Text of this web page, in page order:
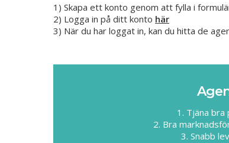
1) Skapa ett konto genom att fylla i
2) Logga in på ditt konto här
3) När du har loggat in, kan du hitta de
1. Tjäna bra
2. Bra
3. Snabb